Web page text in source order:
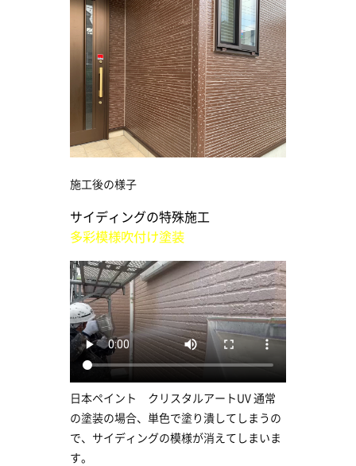
施工後の様子
サイディングの特殊施工
多彩模様吹付け塗装
日本ペイント クリスタルアートUV 通常
の塗装の場合、単色で塗り潰してしまうの
で、サイディングの模様が消えてしまいま
す。